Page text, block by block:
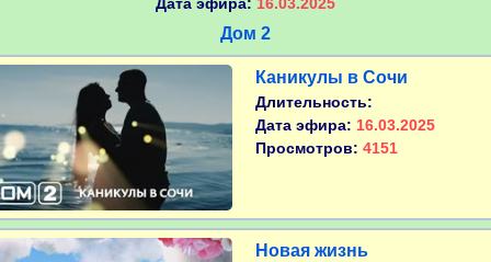
Дата эфира: 16.03.2025
Дом 2
Каникулы в Сочи
Длительность:
Дата эфира: 16.03.2025
Просмотров: 4151
Новая жизнь